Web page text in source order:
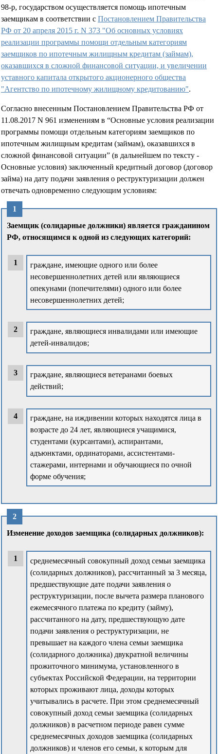
98-р, государством осуществляется помощь ипотечным
заемщикам в соответствии с Постановлением Правительства
РФ от 20 апреля 2015 г. N 373 "Об основных условиях
реализации программы помощи отдельным категориям
заемщиков по ипотечным жилищным кредитам (займам),
оказавшихся в сложной финансовой ситуации, и увеличении
уставного капитала открытого акционерного общества
"Агентство по ипотечному жилищному кредитованию".
Согласно внесенным Постановлением Правительства РФ от
11.08.2017 N 961 изменениям в “Основные условия реализации
программы помощи отдельным категориям заемщиков по
ипотечным жилищным кредитам (займам), оказавшихся в
сложной финансовой ситуации” (в дальнейшем по тексту -
Основные условия) заключенный кредитный договор (договор
займа) на дату подачи заявления о реструктуризации должен
отвечать одновременно следующим условиям:
Заемщик (солидарные должники) является гражданином
РФ, относящимся к одной из следующих категорий:
граждане, имеющие одного или более
несовершеннолетних детей или являющиеся
опекунами (попечителями) одного или более
несовершеннолетних детей;
граждане, являющиеся инвалидами или имеющие
детей-инвалидов;
граждане, являющиеся ветеранами боевых
действий;
граждане, на иждивении которых находятся лица в
возрасте до 24 лет, являющиеся учащимися,
студентами (курсантами), аспирантами,
адъюнктами, ординаторами, ассистентами-
стажерами, интернами и обучающиеся по очной
форме обучения;
Изменение доходов заемщика (солидарных должников):
среднемесячный совокупный доход семьи заемщика
(солидарных должников), рассчитанный за 3 месяца,
предшествующие дате подачи заявления о
реструктуризации, после вычета размера планового
ежемесячного платежа по кредиту (займу),
рассчитанного на дату, предшествующую дате
подачи заявления о реструктуризации, не
превышает на каждого члена семьи заемщика
(солидарного должника) двукратной величины
прожиточного минимума, установленного в
субъектах Российской Федерации, на территории
которых проживают лица, доходы которых
учитывались в расчете. При этом среднемесячный
совокупный доход семьи заемщика (солидарных
должников) в расчетном периоде равен сумме
среднемесячных доходов заемщика (солидарных
должников) и членов его семьи, к которым для